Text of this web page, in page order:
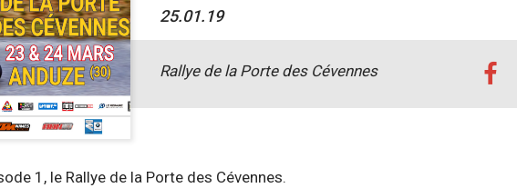
25.01.19
Rallye de la Porte des Cévennes
1, le Rallye de la Porte des Cévennes.